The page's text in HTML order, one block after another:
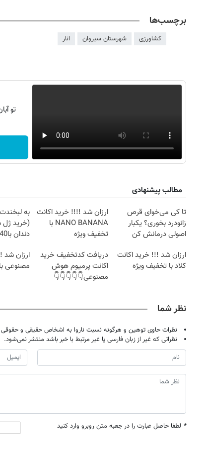
برچسب‌ها
کشاورزی شهرستان سیروان انار
تو
مطالب پیشنهادی
تا کی می‌خوای قرص
زانودرد بخوری؟ یکبار
اصولی درمانش کن
ارزان شد !!!! خرید اکانت
NANO BANANA با
تخفیف ویژه
به
(خرید ژل
دندان با40%تخفیف)
ارزان شد !!! خرید اکانت
کلاد با تخفیف ویژه
دریافت کدتخفیف خرید
اکانت پرمیوم هوش
مصنوعی👇👇👇👇👇
ارزان
مصنوعی
نظر شما
نظرات حاوی توهین و هرگونه نسبت ناروا به اشخاص حقیقی و
نظراتی که غیر از زبان فارسی یا غیر مرتبط با خبر باشد منتشر نمی‌شود.
* لطفا حاصل عبارت را در جعبه متن روبرو وارد کنید
مرداد ۱۴۰۵ روزنامه‌های ورزشی پنج‌شنبه ۱۵ مرداد ۱۴۰۵